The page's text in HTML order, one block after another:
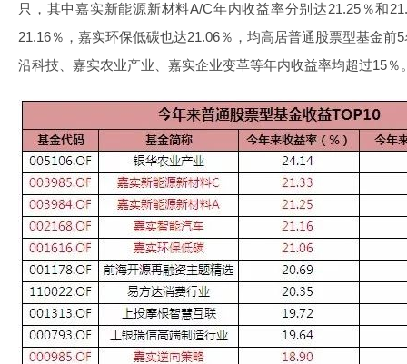
只，其中嘉实新能源新材料A/C年内收益率分别达21.25％和
21.16％，嘉实环保低碳也达21.06％，均高居普通股票型基金前
沿科技
嘉实农业产业 嘉实企业变革等年内收益率均超过15％